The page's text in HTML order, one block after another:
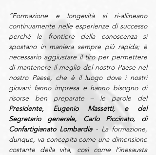
“Formazione e longevità si ri-allineano
continuamente nelle esperienze di successo
perché le frontiere della conoscenza si
spostano in maniera sempre più rapida; è
necessario aggiustare il tiro per permettere
di mantenere il meglio del nostro Paese nel
nostro Paese, che è il luogo dove i nostri
giovani fanno impresa e hanno bisogno di
risorse ben preparate – le parole del
Presidente, Eugenio Massetti, e del
Segretario generale, Carlo Piccinato, di
Confartigianato Lombardia - La formazione,
dunque, va concepita come una dimensione
costante della vita, così come l’inesausta